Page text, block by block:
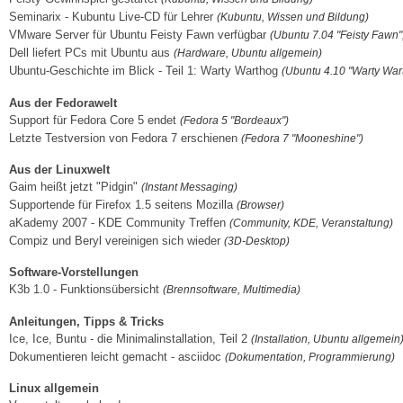
Seminarix - Kubuntu Live-CD für Lehrer (Kubuntu, Wissen und Bildung)
VMware Server für Ubuntu Feisty Fawn verfügbar (Ubuntu 7.04 "Feisty
Dell liefert PCs mit Ubuntu aus (Hardware, Ubuntu allgemein)
Ubuntu-Geschichte im Blick - Teil 1: Warty Warthog (Ubuntu 4.10 "Warty
Aus der Fedorawelt
Support für Fedora Core 5 endet (Fedora 5 "Bordeaux")
Letzte Testversion von Fedora 7 erschienen (Fedora 7 "Mooneshine")
Aus der Linuxwelt
Gaim heißt jetzt "Pidgin" (Instant Messaging)
Supportende für Firefox 1.5 seitens Mozilla (Browser)
aKademy 2007 - KDE Community Treffen (Community, KDE, Veranstaltung)
Compiz und Beryl vereinigen sich wieder (3D-Desktop)
Software-Vorstellungen
K3b 1.0 - Funktionsübersicht (Brennsoftware, Multimedia)
Anleitungen, Tipps & Tricks
Ice, Ice, Buntu - die Minimalinstallation, Teil 2 (Installation, Ubuntu allgemein)
Dokumentieren leicht gemacht - asciidoc (Dokumentation, Programmierung)
Linux allgemein